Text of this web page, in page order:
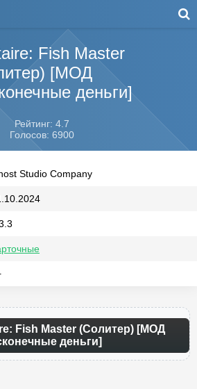
Fish Master
[МОД
деньги]
Рейтинг: 4.7
Голосов: 6900
Studio Company
Fish Master (Солитер) [МОД
деньги]